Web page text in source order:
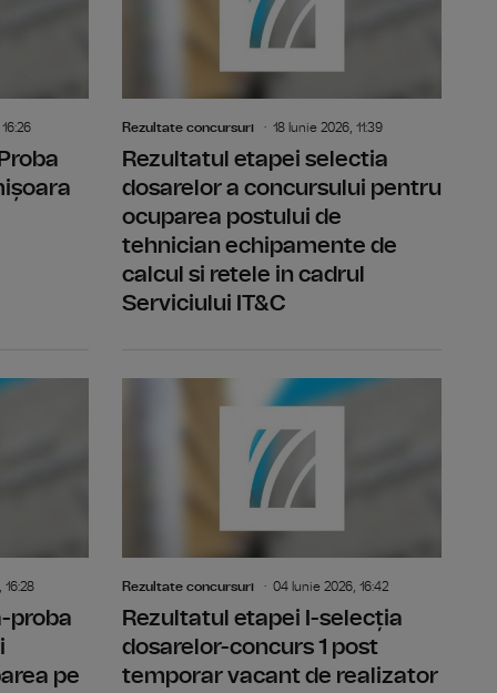
Rezultate concursuri 18 Iunie 2026, 11:39
Rezultatul etapei selectia
dosarelor a concursului pentru
ocuparea postului de
tehnician echipamente de
calcul si retele in cadrul
Serviciului IT&C
16:28
proba
pe
Rezultate concursuri 04 Iunie 2026, 16:42
Rezultatul etapei I-selecția
dosarelor-concurs 1 post
temporar vacant de realizator